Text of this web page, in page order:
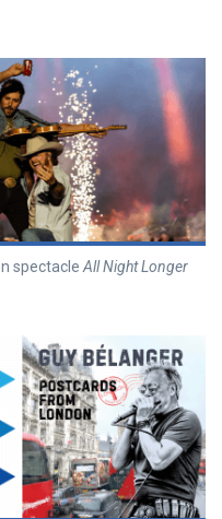
spectacle All Night Longer